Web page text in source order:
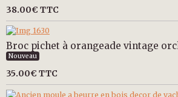
38.00€ TTC
Broc pichet à orangeade vintage
Nouveau
35.00€ TTC